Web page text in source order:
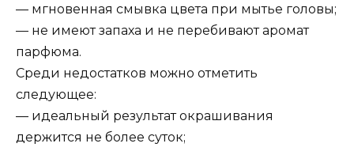
— мгновенная смывка цвета при мытье головы;
— не имеют запаха и не перебивают аромат
парфюма.
Среди недостатков можно отметить
следующее:
— идеальный результат окрашивания
держится не более суток;